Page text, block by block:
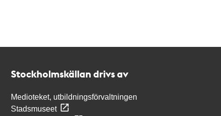
Stockholmskällan drivs av
Medioteket, utbildningsförvaltningen
Stadsmuseet